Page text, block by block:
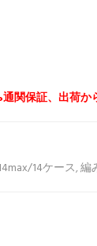
関保証、出荷か
14ケース,編